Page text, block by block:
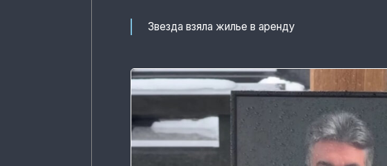
Звезда взяла жилье в аренду